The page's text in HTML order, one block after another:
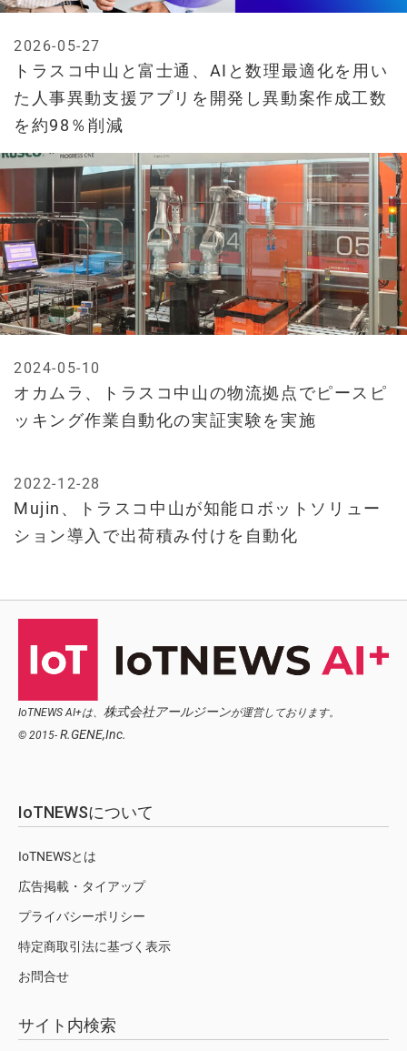
トラスコ中山と富士通、AIと数理最適化を用い
た人事異動支援アプリを開発し異動案作成工数
を約98％削減
2026-05-27
オカムラ、トラスコ中山の物流拠点でピースピ
ッキング作業自動化の実証実験を実施
2024-05-10
Mujin、トラスコ中山が知能ロボットソリュー
ション導入で出荷積み付けを自動化
2022-12-28
IoTNEWS AI+は、 株式会社アールジーンが運営しております。
© 2015- R.GENE,Inc.
IoTNEWSについて
IoTNEWSとは
広告掲載・タイアップ
プライバシーポリシー
特定商取引法に基づく表示
お問合せ
サイト内検索